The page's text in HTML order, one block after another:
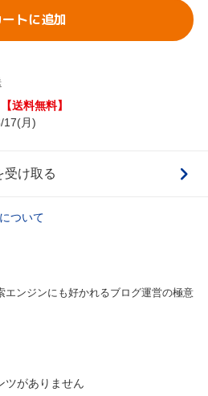
ートに追加
【送料無料】
17(月)
受け取る
ついて
ンジンにも好かれるブログ運営の極意
ツがありません